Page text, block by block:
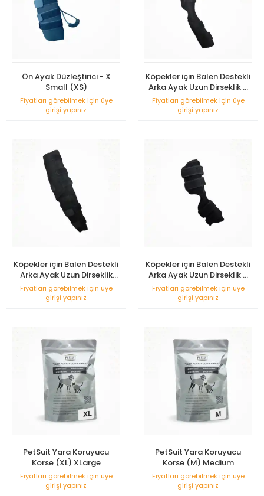
Ön Ayak Düzleştirici - X
Small (XS)
Fiyatları görebilmek için üye
girişi yapınız
Köpekler için Balen Destekli
Arka Ayak Uzun Dirseklik X
Large - (XL)
Fiyatları görebilmek için üye
girişi yapınız
Köpekler için Balen Destekli
Arka Ayak Uzun Dirseklik
Medium - (M)
Fiyatları görebilmek için üye
girişi yapınız
Köpekler için Balen Destekli
Arka Ayak Uzun Dirseklik X
Small - (XS)
Fiyatları görebilmek için üye
girişi yapınız
PetSuit Yara Koruyucu
Korse (XL) XLarge
Fiyatları görebilmek için üye
girişi yapınız
PetSuit Yara Koruyucu
Korse (M) Medium
Fiyatları görebilmek için üye
girişi yapınız